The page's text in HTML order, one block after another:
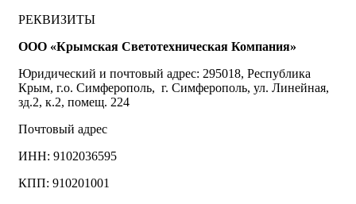
РЕКВИЗИТЫ
ООО «Крымская Светотехническая Компания»
Юридический и почтовый адрес: 295018, Республика
Крым, г.о. Симферополь, г. Симферополь, ул. Линейная,
зд.2, к.2, помещ. 224
Почтовый адрес
ИНН: 9102036595
КПП: 910201001